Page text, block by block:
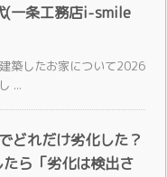
(一条工務店i-smile
築したお家について2026
...
どれだけ劣化した？
ら「劣化は検出さ